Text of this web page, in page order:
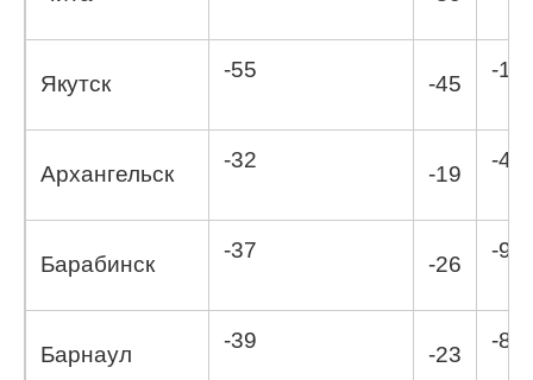
Якутск
-55
-45
-
Архангельск
-32
-19
-4,7
Барабинск
-37
-26
-9,6
Барнаул
-39
-23
-8,3